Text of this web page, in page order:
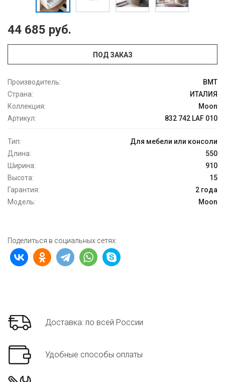
44 685 руб.
ПОД ЗАКАЗ
Производитель:
BMT
Страна:
ИТАЛИЯ
Коллекция:
Moon
Артикул:
832 742 LAF 010
Тип:
Для мебели или консоли
Длина:
550
Ширина:
910
Высота:
15
Гарантия:
2 года
Модель:
Moon
Поделиться в социальных сетях:
Доставка: по всей России
Удобные способы оплаты